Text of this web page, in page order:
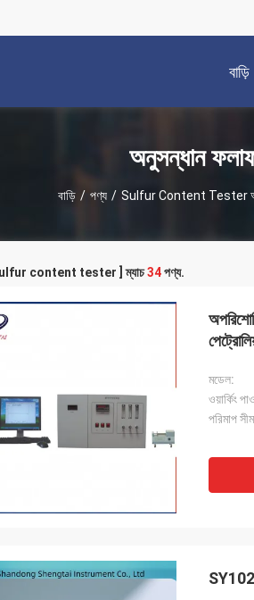
বাড়ি
অনুসন্ধান
বাড়ি / পণ্য / Sulfur Content Tester
sulfur content tester ] ম্যাচ34পণ্য.
মডেল:
ওয়ার্কিং
পরিমাপ
SY1021